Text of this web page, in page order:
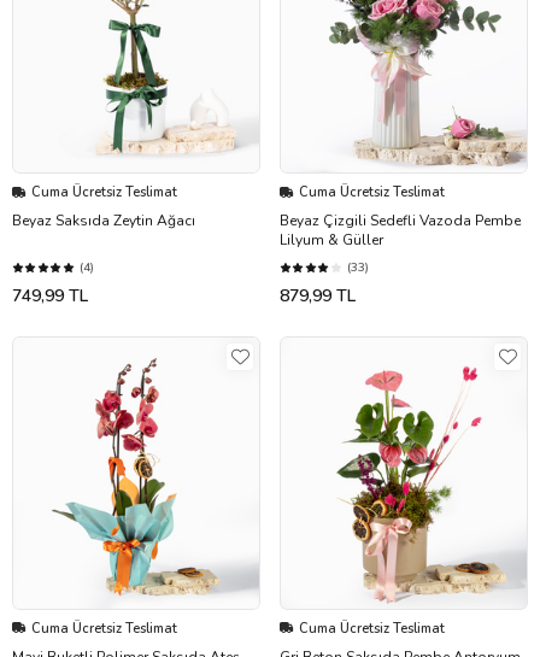
Cuma Ücretsiz Teslimat
Beyaz Saksıda Zeytin Ağacı
(4)
749,99 TL
Cuma Ücretsiz Teslimat
Beyaz Çizgili Sedefli Vazoda Pembe
Lilyum & Güller
(33)
879,99 TL
Cuma Ücretsiz Teslimat Cuma Ücretsiz Teslimat